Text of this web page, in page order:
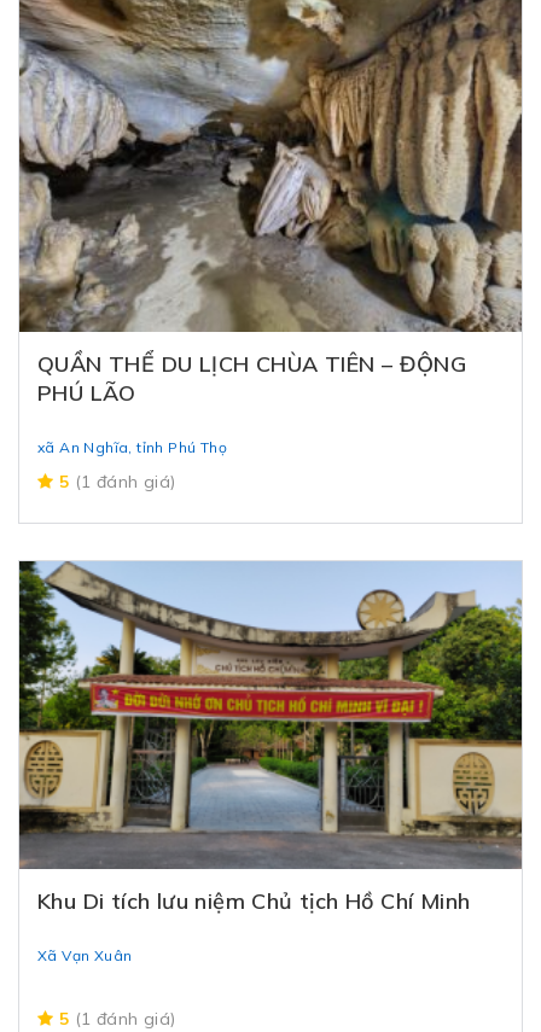
QUẦN THỂ DU LỊCH CHÙA TIÊN – ĐỘNG
PHÚ LÃO
xã An Nghĩa, tỉnh Phú Thọ
5 (1 đánh giá)
Khu Di tích lưu niệm Chủ tịch Hồ Chí Minh
Xã Vạn Xuân
5 (1 đánh giá)